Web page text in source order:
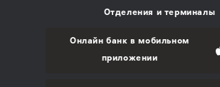
Отделения и терминалы
Онлайн банк в мобильном
приложении